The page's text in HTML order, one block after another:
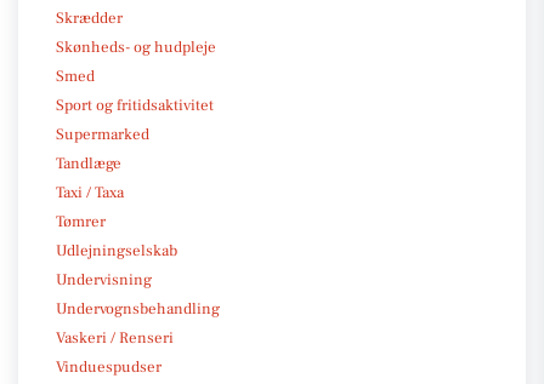
Skrædder
Skønheds- og hudpleje
Smed
Sport og fritidsaktivitet
Supermarked
Tandlæge
Taxi / Taxa
Tømrer
Udlejningselskab
Undervisning
Undervognsbehandling
Vaskeri / Renseri
Vinduespudser